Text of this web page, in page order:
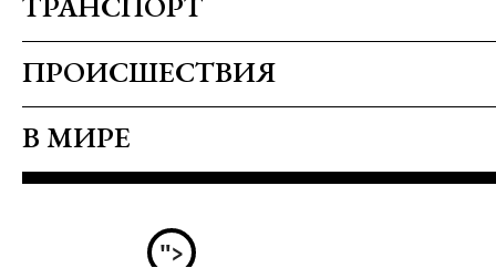
ПРОИСШЕСТВИЯ
В МИРЕ
">